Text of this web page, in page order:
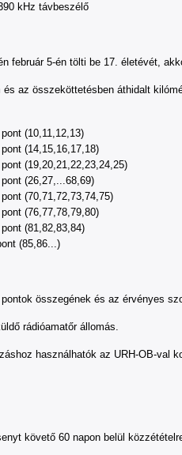
kHz távbeszélő
február 5-én tölti be 17. életévét,
az összeköttetésben áthidalt
(10,11,12,13)
(14,15,16,17,18)
(19,20,21,22,23,24,25)
(26,27,...68,69)
(70,71,72,73,74,75)
(76,77,78,79,80)
(81,82,83,84)
(85,86...)
összegének és az érvényes
rádióamatőr állomás.
használhatók az URH-OB-val
követő 60 napon belül